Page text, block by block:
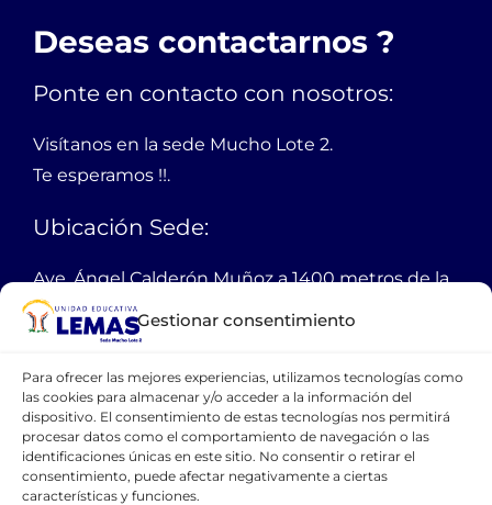
Gestionar consentimiento
Para ofrecer las mejores experiencias, utilizamos tecnologías como
las cookies para almacenar y/o acceder a la información del
dispositivo. El consentimiento de estas tecnologías nos permitirá
procesar datos como el comportamiento de navegación o las
identificaciones únicas en este sitio. No consentir o retirar el
consentimiento, puede afectar negativamente a ciertas
características y funciones.
Deseas contactarnos ?
Ponte en contacto con nosotros:
Visítanos en la sede Mucho Lote 2.
Te esperamos !!.
Ubicación Sede:
Ave. Ángel Calderón Muñoz a 1400 metros de la
autopista Narcisa de Jesús
Guayaquil Ecuador
PBX:38 11 200
Email:webmaster@lemas.edu.ec
Celular: 099 111 1094